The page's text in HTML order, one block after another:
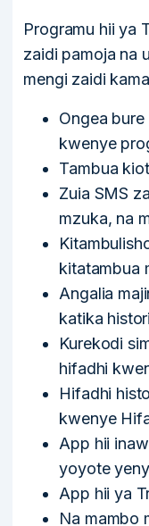
Programu hii ya
zaidi pamoja na
mengi zaidi
Ongea
kwenye
Tambua
Zuia SMS
mzuka, na
kitatambua
Angalia
katika
Kurekodi
hifadhi
Hifadhi
kwenye
App hii
yoyote
App hii ya
Na mambo